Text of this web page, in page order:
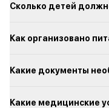
Сколько детей
Как организовано
Какие документы
Какие медицинские